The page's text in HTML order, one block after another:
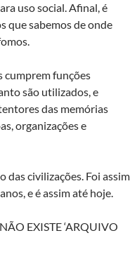
uso social. Afinal, é
que sabemos de onde
cumprem funções
são utilizados, e
das memórias
organizações e
das civilizações. Foi assim
e é assim até hoje.
EXISTE ‘ARQUIVO